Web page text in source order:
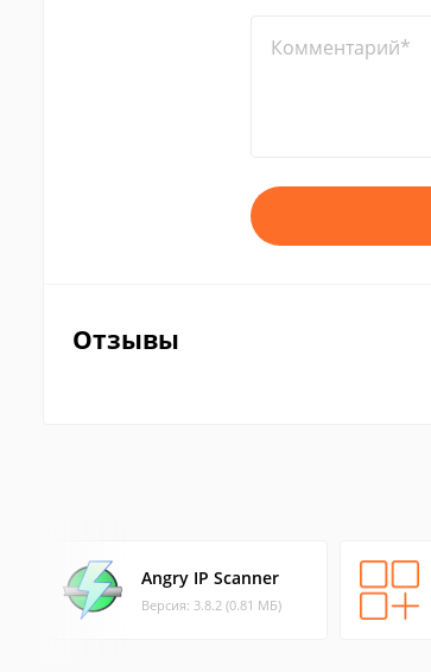
Комментарий*
Отзывы
Angry IP Scanner
Версия: 3.8.2 (0.81 МБ)